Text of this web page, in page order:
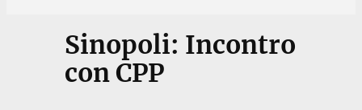
Sinopoli: Incontro
con CPP